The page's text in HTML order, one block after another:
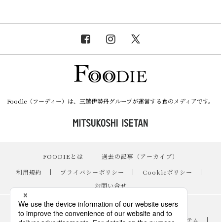
Foodie（フーディー）は、三越伊勢丹グループが運営する食のメディアです。
FOODIEとは ｜
過去の記事（アーカイブ）
｜
利用規約 ｜ プライバシーポリシー ｜ Cookieポリシー
｜
お問い合せ
レシピ ｜
スイーツ
｜
手土産・ギフト ｜ ニュース・イベント ｜ おすすめアイテム ｜